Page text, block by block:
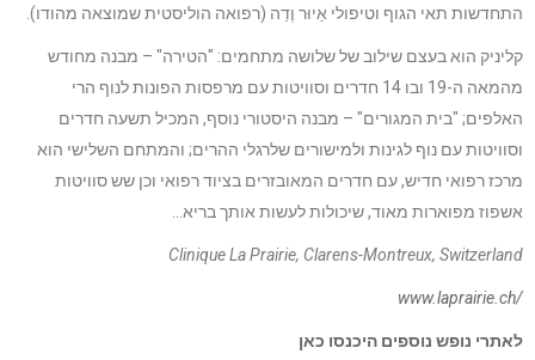
התחדשות תאי הגוף וטיפולי אַיוּר וֶדַה (רפואה הוליסטית שמוצאה מהודו).
קליניק הוא בעצם שילוב של שלושה מתחמים: "הטירה" – מבנה מחודש
מהמאה ה-19 ובו 14 חדרים וסוויטות עם מרפסות הפונות לנוף הרי
האלפים; "בית המגורים" – מבנה היסטורי נוסף, המכיל תשעה חדרים
וסוויטות עם נוף לגינות ולמישורים שלרגלי ההרים; והמתחם השלישי הוא
מרכז רפואי חדיש, עם חדרים המאובזרים בציוד רפואי וכן שש סוויטות
אשפוז מפוארות מאוד, שיכולות לעשות אותך בריא…
Clinique La Prairie, Clarens-Montreux, Switzerland
www.laprairie.ch/
לאתרי נופש נוספים היכנסו כאן